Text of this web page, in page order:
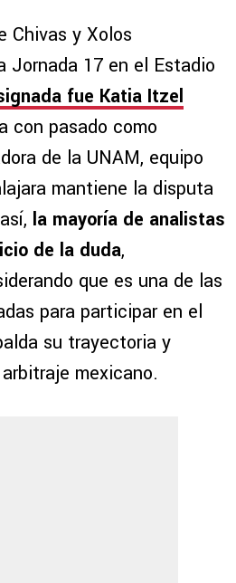
Chivas y Xolos
Jornada 17 en el Estadio
fue Katia Itzel
con pasado como
de la UNAM, equipo
mantiene la disputa
la mayoría de analistas
de la duda,
que es una de las
para participar en el
su trayectoria y
mexicano.